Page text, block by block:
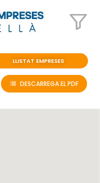
LLISTAT EMPRESES
DESCARREGA EL PDF